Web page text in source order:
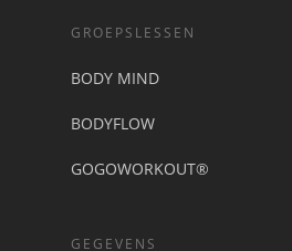
GROEPSLESSEN
BODY MIND
BODYFLOW
GOGOWORKOUT®
GEGEVENS